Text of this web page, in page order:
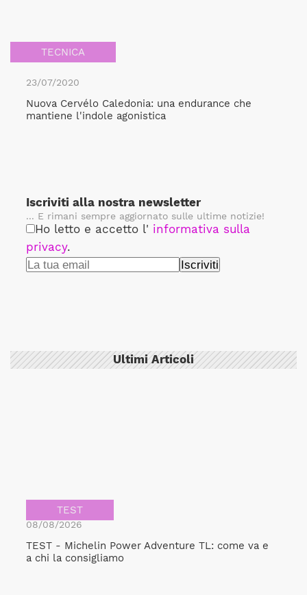
TECNICA
23/07/2020
Nuova Cervélo Caledonia: una endurance che
mantiene l'indole agonistica
Iscriviti alla nostra newsletter
... E rimani sempre aggiornato sulle ultime notizie!
Ho letto e accetto l' informativa sulla
privacy.
Ultimi Articoli
TEST
08/08/2026
TEST - Michelin Power Adventure TL: come va e
a chi la consigliamo